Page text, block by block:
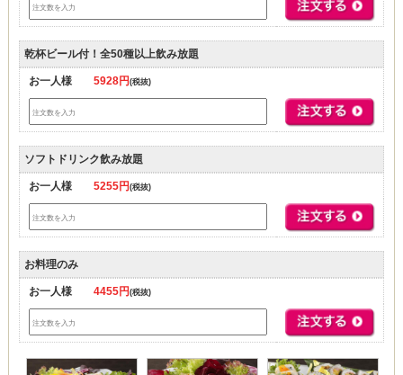
乾杯ビール付！全50種以上飲み放題
お一人様 5928円(税抜)
ソフトドリンク飲み放題
お一人様 5255円(税抜)
お料理のみ
お一人様 4455円(税抜)